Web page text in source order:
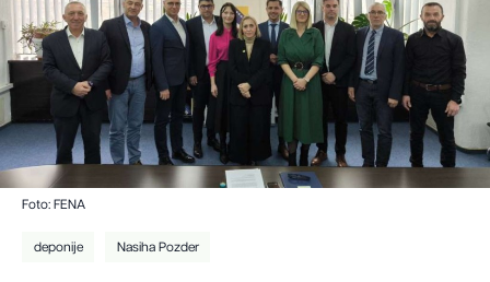
Foto: FENA
deponije Nasiha Pozder